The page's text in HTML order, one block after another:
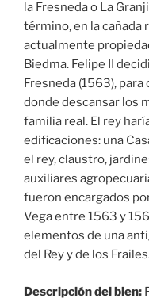
la Fresneda o La
término, en la cañada
actualmente
Biedma. Felipe II
Fresneda (1563),
donde descansar los
familia real. El rey
edificaciones: una
el rey, claustro,
auxiliares
fueron encargados
Vega entre 1563 y
elementos de una
del Rey y de los
Descripción del bien: